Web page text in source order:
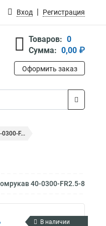
Вход Регистрация
Товаров: 0
Сумма: 0,00 ₽
Оформить заказ
F...
40-0300-FR2.5-8
В наличии